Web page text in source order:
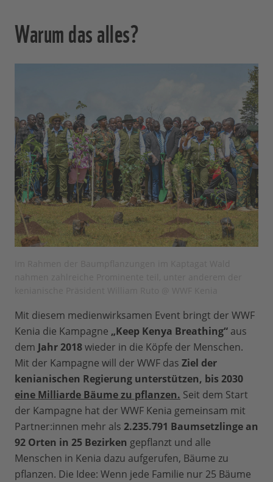
Warum das alles?
Mit diesem medienwirksamen Event bringt der WWF
Kenia die Kampagne „Keep Kenya Breathing“ aus
dem Jahr 2018wieder in die Köpfe der Menschen.
Mit der Kampagne will der WWF das Ziel der
kenianischen Regierung unterstützen, bis 2030
eine Milliarde Bäume zu pflanzen. Seit dem Start
der Kampagne hat der WWF Kenia gemeinsam mit
Partner:innen mehr als 2.235.791 Baumsetzlinge an
92 Orten in 25 Bezirken gepflanzt und alle
Menschen in Kenia dazu aufgerufen, Bäume zu
pflanzen. Die Idee: Wenn jede Familie nur 25 Bäume